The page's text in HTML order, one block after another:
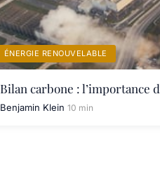
ÉNERGIE RENOUVELABLE
Bilan carbone : l’importance
Benjamin Klein 10 min